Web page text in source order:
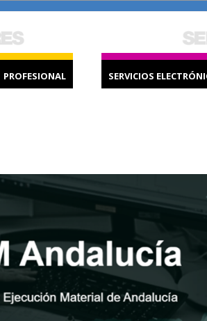
PROFESIONAL SERVICIOS